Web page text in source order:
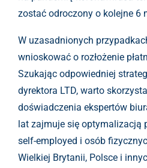
zostać odroczony o kolejne 6
W uzasadnionych
wnioskować o rozłożenie
Szukając odpowiedniej
dyrektora LTD, warto
doświadczenia ekspertów
lat zajmuje się optymalizacją
self-employed i osób
Wielkiej Brytanii, Polsce i